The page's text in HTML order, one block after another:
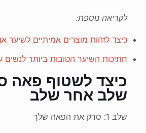
לקריאה נוספת:
כיצד לזהות מוצרים אמיתיים לשיער
חתיכות השיער הטובות ביותר לנשים
כיצד לשטוף פאה
שלב אחר שלב
שלב 1: סרק את הפאה שלך